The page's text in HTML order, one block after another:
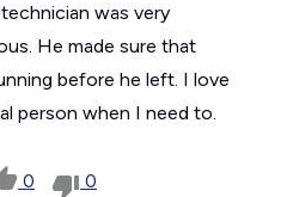
was very
He made sure that
before he left. I love
person when I need to.
0 0